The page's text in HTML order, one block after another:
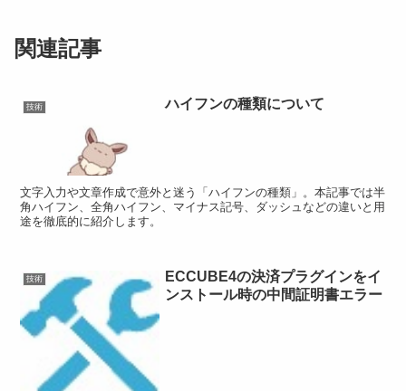
関連記事
技術 ハイフンの種類について
文字入力や文章作成で意外と迷う「ハイフンの種類」。本記事では半
角ハイフン、全角ハイフン、マイナス記号、ダッシュなどの違いと用
途を徹底的に紹介します。
技術
ECCUBE4の決済プラグインをイ
ンストール時の中間証明書エラー